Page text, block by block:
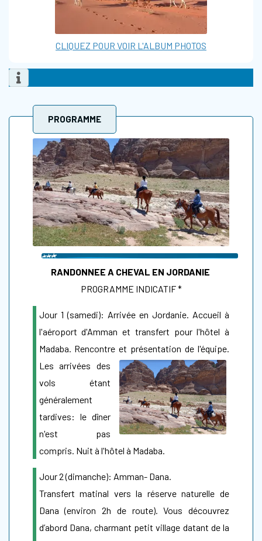
CLIQUEZ POUR VOIR L'ALBUM PHOTOS
PROGRAMME
RANDONNEE A CHEVAL EN JORDANIE
PROGRAMME INDICATIF *
Jour 1 (samedi): Arrivée en Jordanie. Accueil à
l'aéroport d'Amman et transfert pour l'hôtel à
Madaba. Rencontre et présentation de l'équipe.
Les arrivées des
vols étant
généralement
tardives: le dîner
n'est pas
compris. Nuit à l'hôtel à Madaba.
Jour 2 (dimanche): Amman- Dana.
Transfert matinal vers la réserve naturelle de
Dana (environ 2h de route). Vous découvrez
d’abord Dana, charmant petit village datant de la